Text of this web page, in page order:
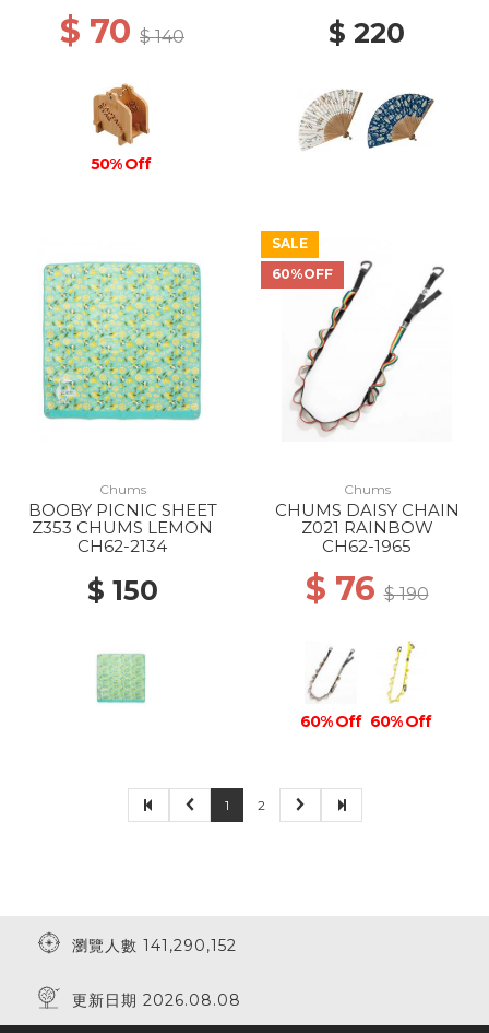
$ 70 $ 140
50% Off
$ 220
Chums
BOOBY PICNIC SHEET
Z353 CHUMS LEMON
CH62-2134
$ 150
SALE
60%OFF
Chums
CHUMS DAISY CHAIN
Z021 RAINBOW
CH62-1965
$ 76$ 190
60% Off 60% Off
1 2
瀏覽人數 141,290,152
更新日期 2026.08.08